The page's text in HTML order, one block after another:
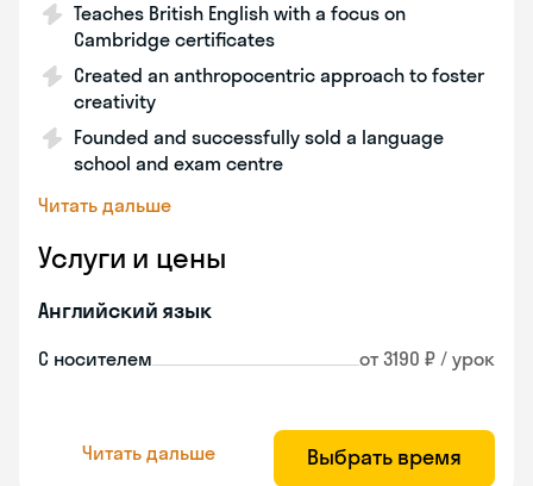
Teaches British English with a focus on
Cambridge certificates
Created an anthropocentric approach to foster
creativity
Founded and successfully sold a language
school and exam centre
Читать дальше
Услуги и цены
Английский язык
С носителем от 3190 ₽ / урок
Читать дальше Выбрать время